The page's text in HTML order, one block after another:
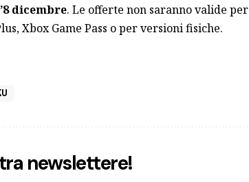
dicembre. Le offerte non saranno valide per
Xbox Game Pass o per versioni fisiche.
newslettere!